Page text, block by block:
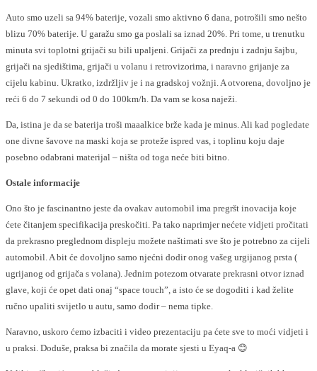
Auto smo uzeli sa 94% baterije, vozali smo aktivno 6 dana, potrošili smo nešto
blizu 70% baterije. U garažu smo ga poslali sa iznad 20%. Pri tome, u trenutku
minuta svi toplotni grijači su bili upaljeni. Grijači za prednju i zadnju šajbu,
grijači na sjedištima, grijači u volanu i retrovizorima, i naravno grijanje za
cijelu kabinu. Ukratko, izdržljiv je i na gradskoj vožnji. A otvorena, dovoljno je
reći 6 do 7 sekundi od 0 do 100km/h. Da vam se kosa naježi.
Da, istina je da se baterija troši maaalkice brže kada je minus. Ali kad pogledate
one divne šavove na maski koja se proteže ispred vas, i toplinu koju daje
posebno odabrani materijal – ništa od toga neće biti bitno.
Ostale informacije
Ono što je fascinantno jeste da ovakav automobil ima pregršt inovacija koje
ćete čitanjem specifikacija preskočiti. Pa tako naprimjer nećete vidjeti pročitati
da prekrasno preglednom displeju možete naštimati sve što je potrebno za cijeli
automobil. A bit će dovoljno samo njećni dodir onog vašeg urgijanog prsta (
ugrijanog od grijača s volana). Jednim potezom otvarate prekrasni otvor iznad
glave, koji će opet dati onaj “space touch”, a isto će se dogoditi i kad želite
ručno upaliti svijetlo u autu, samo dodir – nema tipke.
Naravno, uskoro ćemo izbaciti i video prezentaciju pa ćete sve to moći vidjeti i
u praksi. Doduše, praksa bi značila da morate sjesti u Eyaq-a 😊